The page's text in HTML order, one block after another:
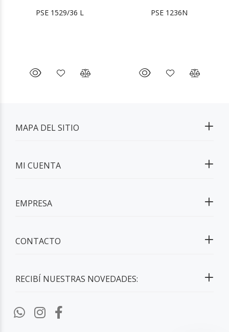
PSE 1529/36 L PSE 1236N
RECIBÍ NUESTRAS NOVEDADES:
MAPA DEL SITIO
MI CUENTA
EMPRESA
CONTACTO